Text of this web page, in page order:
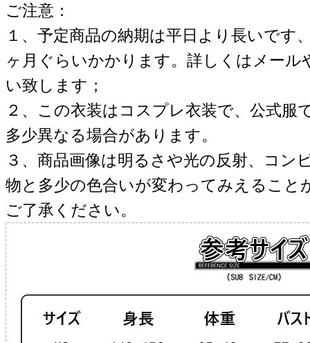
ご注意：
１、予定商品の納期は平日より長いです
ヶ月ぐらいかかります。詳しくはメール
い致します；
２、この衣装はコスプレ衣装で、公式服
多少異なる場合があります。
３、商品画像は明るさや光の反射、コン
物と多少の色合いが変わってみえること
ご了承ください。